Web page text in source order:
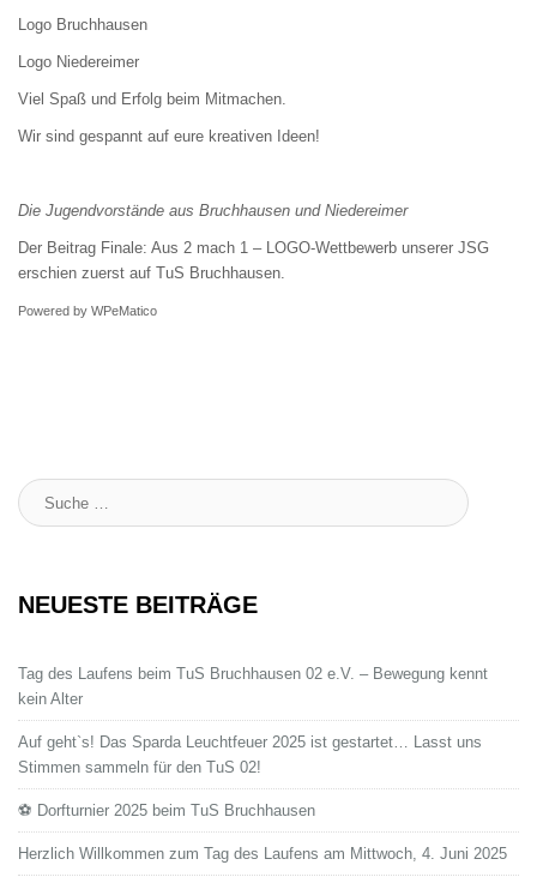
Logo Bruchhausen
Logo Niedereimer
Viel Spaß und Erfolg beim Mitmachen.
Wir sind gespannt auf eure kreativen Ideen!
Die Jugendvorstände aus Bruchhausen und Niedereimer
Der Beitrag Finale: Aus 2 mach 1 – LOGO-Wettbewerb unserer JSG
erschien zuerst auf TuS Bruchhausen.
Powered by WPeMatico
Suche
:
NEUESTE BEITRÄGE
Tag des Laufens beim TuS Bruchhausen 02 e.V. – Bewegung kennt
kein Alter
Auf geht`s! Das Sparda Leuchtfeuer 2025 ist gestartet… Lasst uns
Stimmen sammeln für den TuS 02!
⚽ Dorfturnier 2025 beim TuS Bruchhausen
Herzlich Willkommen zum Tag des Laufens am Mittwoch, 4. Juni 2025